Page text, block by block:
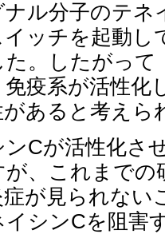
ナル分子のテネ
イッチを起動
た。したがって
免疫系が活性化
あると考えら
Cが活性化さ
が、これまでの
症が見られない
イシンCを阻害